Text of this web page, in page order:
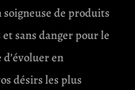
soigneuse de produits
sans danger pour le
en
désirs les plus